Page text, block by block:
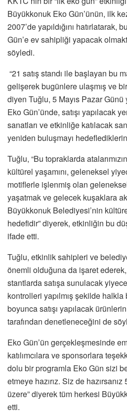
Büyükkonuk Eko Gün’ünün, ilk
2007’de yapıldığını hatırlatarak,
Gün’e ev sahipliği yapacak
söyledi.
“21 satış standı ile başlayan bu
gelişerek bugünlere ulaşmış ve
diyen Tuğlu, 5 Mayıs Pazar
Eko Gün’ünde, satışı yapılacak
sanatları ve etkinliğe katılacak
yeniden buluşmayı
Tuğlu, “Bu topraklarda
kültürel yaşamını, geleneksel
motiflerle işlenmiş olan geleneksel
yaşatmak ve gelecek kuşaklara
Büyükkonuk Belediyesi’nin
hedefidir” diyerek, etkinliğin bu
ifade etti.
Tuğlu, etkinlik sahipleri ve
önemli olduğuna da işaret
stantlarda satışa sunulacak
kontrolleri yapılmış şekilde halkla
boyunca satışı yapılacak
tarafından denetleneceğini de
Eko Gün’ün gerçekleşmesinde
katılımcılara ve sponsorlara
dolu bir programla Eko Gün sizi
etmeye hazırız. Siz de
üzere” diyerek tüm herkesi
etti.